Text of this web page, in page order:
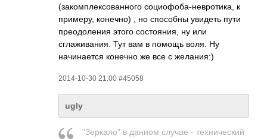
(закомплексованн­ого социофоба-невро­­тика, к
примеру, конечно) , но способны увидеть пути
преодоления этого состояния, ну или
сглаживания. Тут вам в помощь воля. Ну
начинается конечно же все с желания:)
2014-10-30 21:00 #45058
ugly
"Зеркало" в данном случае - технический